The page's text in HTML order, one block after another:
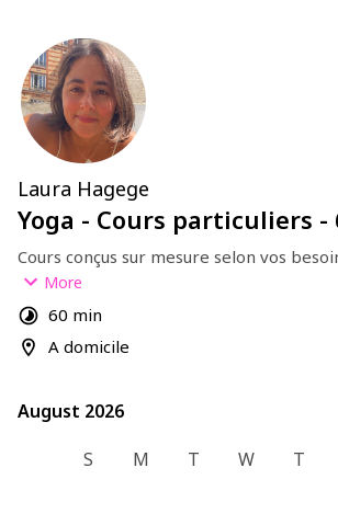
Laura Hagege
Yoga - Cours particuliers -
Cours conçus sur mesure selon vos
Vinyasa ou Yin Yoga.
Jusqu'à 3 personnes.
More
60 min
A domicile
August 2026
August 2026
S
M T W T